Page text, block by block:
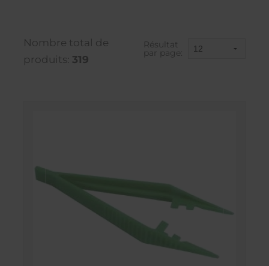
Nombre total de
produits: 319
Résultat
par page: